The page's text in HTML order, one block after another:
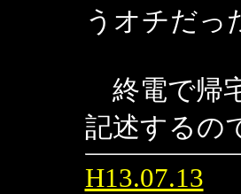
うオチだっ
終電で帰
記述するの
H13.07.13